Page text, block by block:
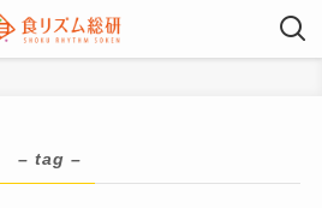
– tag –